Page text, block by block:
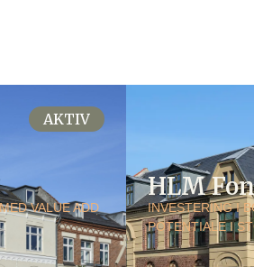
AKTIV
VALUE ADD
HLM
INVESTERING I
POTENTIALE I